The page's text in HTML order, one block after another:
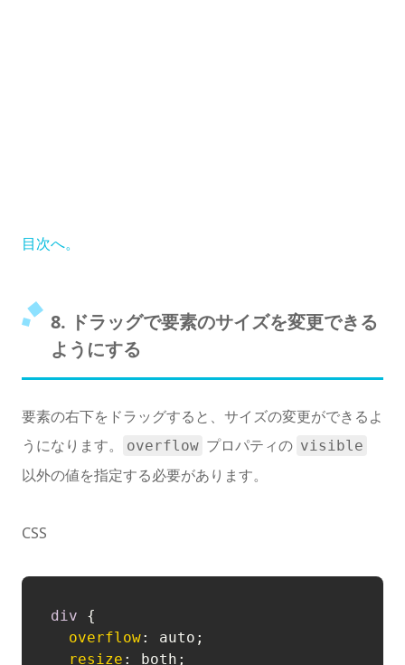
目次へ。
8. ドラッグで要素のサイズを変更できる
ようにする
要素の右下をドラッグすると、サイズの変更ができるよ
うになります。
overflow プロパティの visible
以外の値を指定する必要があります。
CSS
div {
overflow: auto;
resize : both;